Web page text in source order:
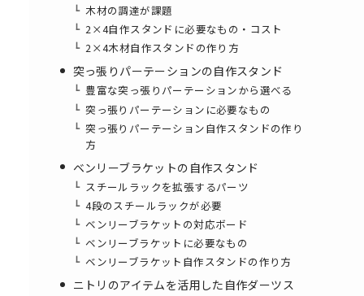
木材の調達が課題
2×4自作スタンドに必要なもの・コスト
2×4木材自作スタンドの作り方
突っ張りパーテーションの自作スタンド
豊富な突っ張りパーテーションから選べる
突っ張りパーテーションに必要なもの
突っ張りパーテーション自作スタンドの作り
方
ベンリーブラケットの自作スタンド
スチールラックを拡張するパーツ
4段のスチールラックが必要
ベンリーブラケットの対応ボード
ベンリーブラケットに必要なもの
ベンリーブラケット自作スタンドの作り方
ニトリのアイテムを活用した自作ダーツス